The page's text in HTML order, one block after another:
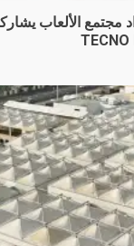
مجتمع الألعاب